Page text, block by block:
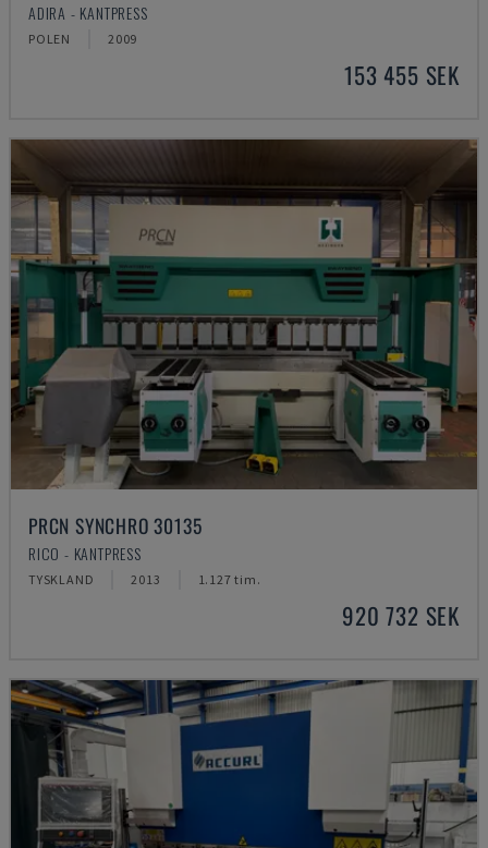
ADIRA - KANTPRESS
POLEN 2009
153 455 SEK
PRCN SYNCHRO 30135
RICO - KANTPRESS
TYSKLAND 2013 1.127 tim.
920 732 SEK